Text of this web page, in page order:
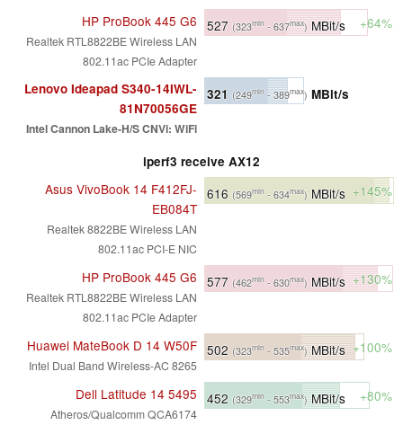
HP ProBook 445 G6
Realtek RTL8822BE Wireless LAN
802.11ac PCIe Adapter
527 (323min - 637max) MBit/s +64%
Lenovo Ideapad S340-14IWL-
81N70056GE
Intel Cannon Lake-H/S CNVi: WiFi
321 (249min - 389max) MBit/s
iperf3 receive AX12
Asus VivoBook 14 F412FJ-
EB084T
Realtek 8822BE Wireless LAN
802.11ac PCI-E NIC
616 (569min - 634max) MBit/s +145%
HP ProBook 445 G6
Realtek RTL8822BE Wireless LAN
802.11ac PCIe Adapter
577 (462min - 630max) MBit/s +130%
Huawei MateBook D 14 W50F
Intel Dual Band Wireless-AC 8265
502 (323min - 535max)MBit/s +100%
Dell Latitude 14 5495
Atheros/Qualcomm QCA6174
452 (329min - 553max)MBit/s +80%